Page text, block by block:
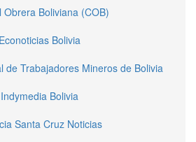
Obrera Boliviana (COB)
Econoticias Bolivia
de Trabajadores Mineros de Bolivia
Indymedia Bolivia
Santa Cruz Noticias